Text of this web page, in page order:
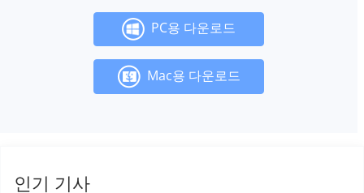
PC용 다운로드
Mac용 다운로드
인기 기사